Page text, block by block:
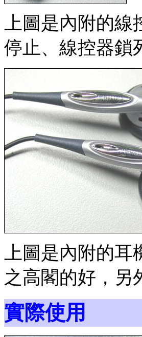
上圖是內附的線
停止、線控器鎖
上圖是內附的
之高閣的好，另
實際使用